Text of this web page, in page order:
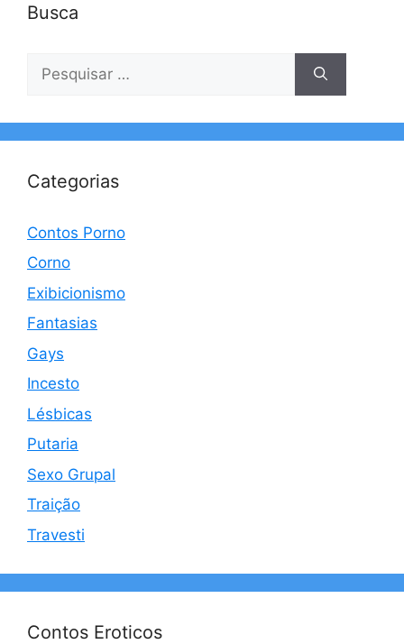
Busca
por:
Categorias
Contos Porno
Corno
Exibicionismo
Fantasias
Gays
Incesto
Lésbicas
Putaria
Sexo Grupal
Traição
Travesti
Contos Eroticos